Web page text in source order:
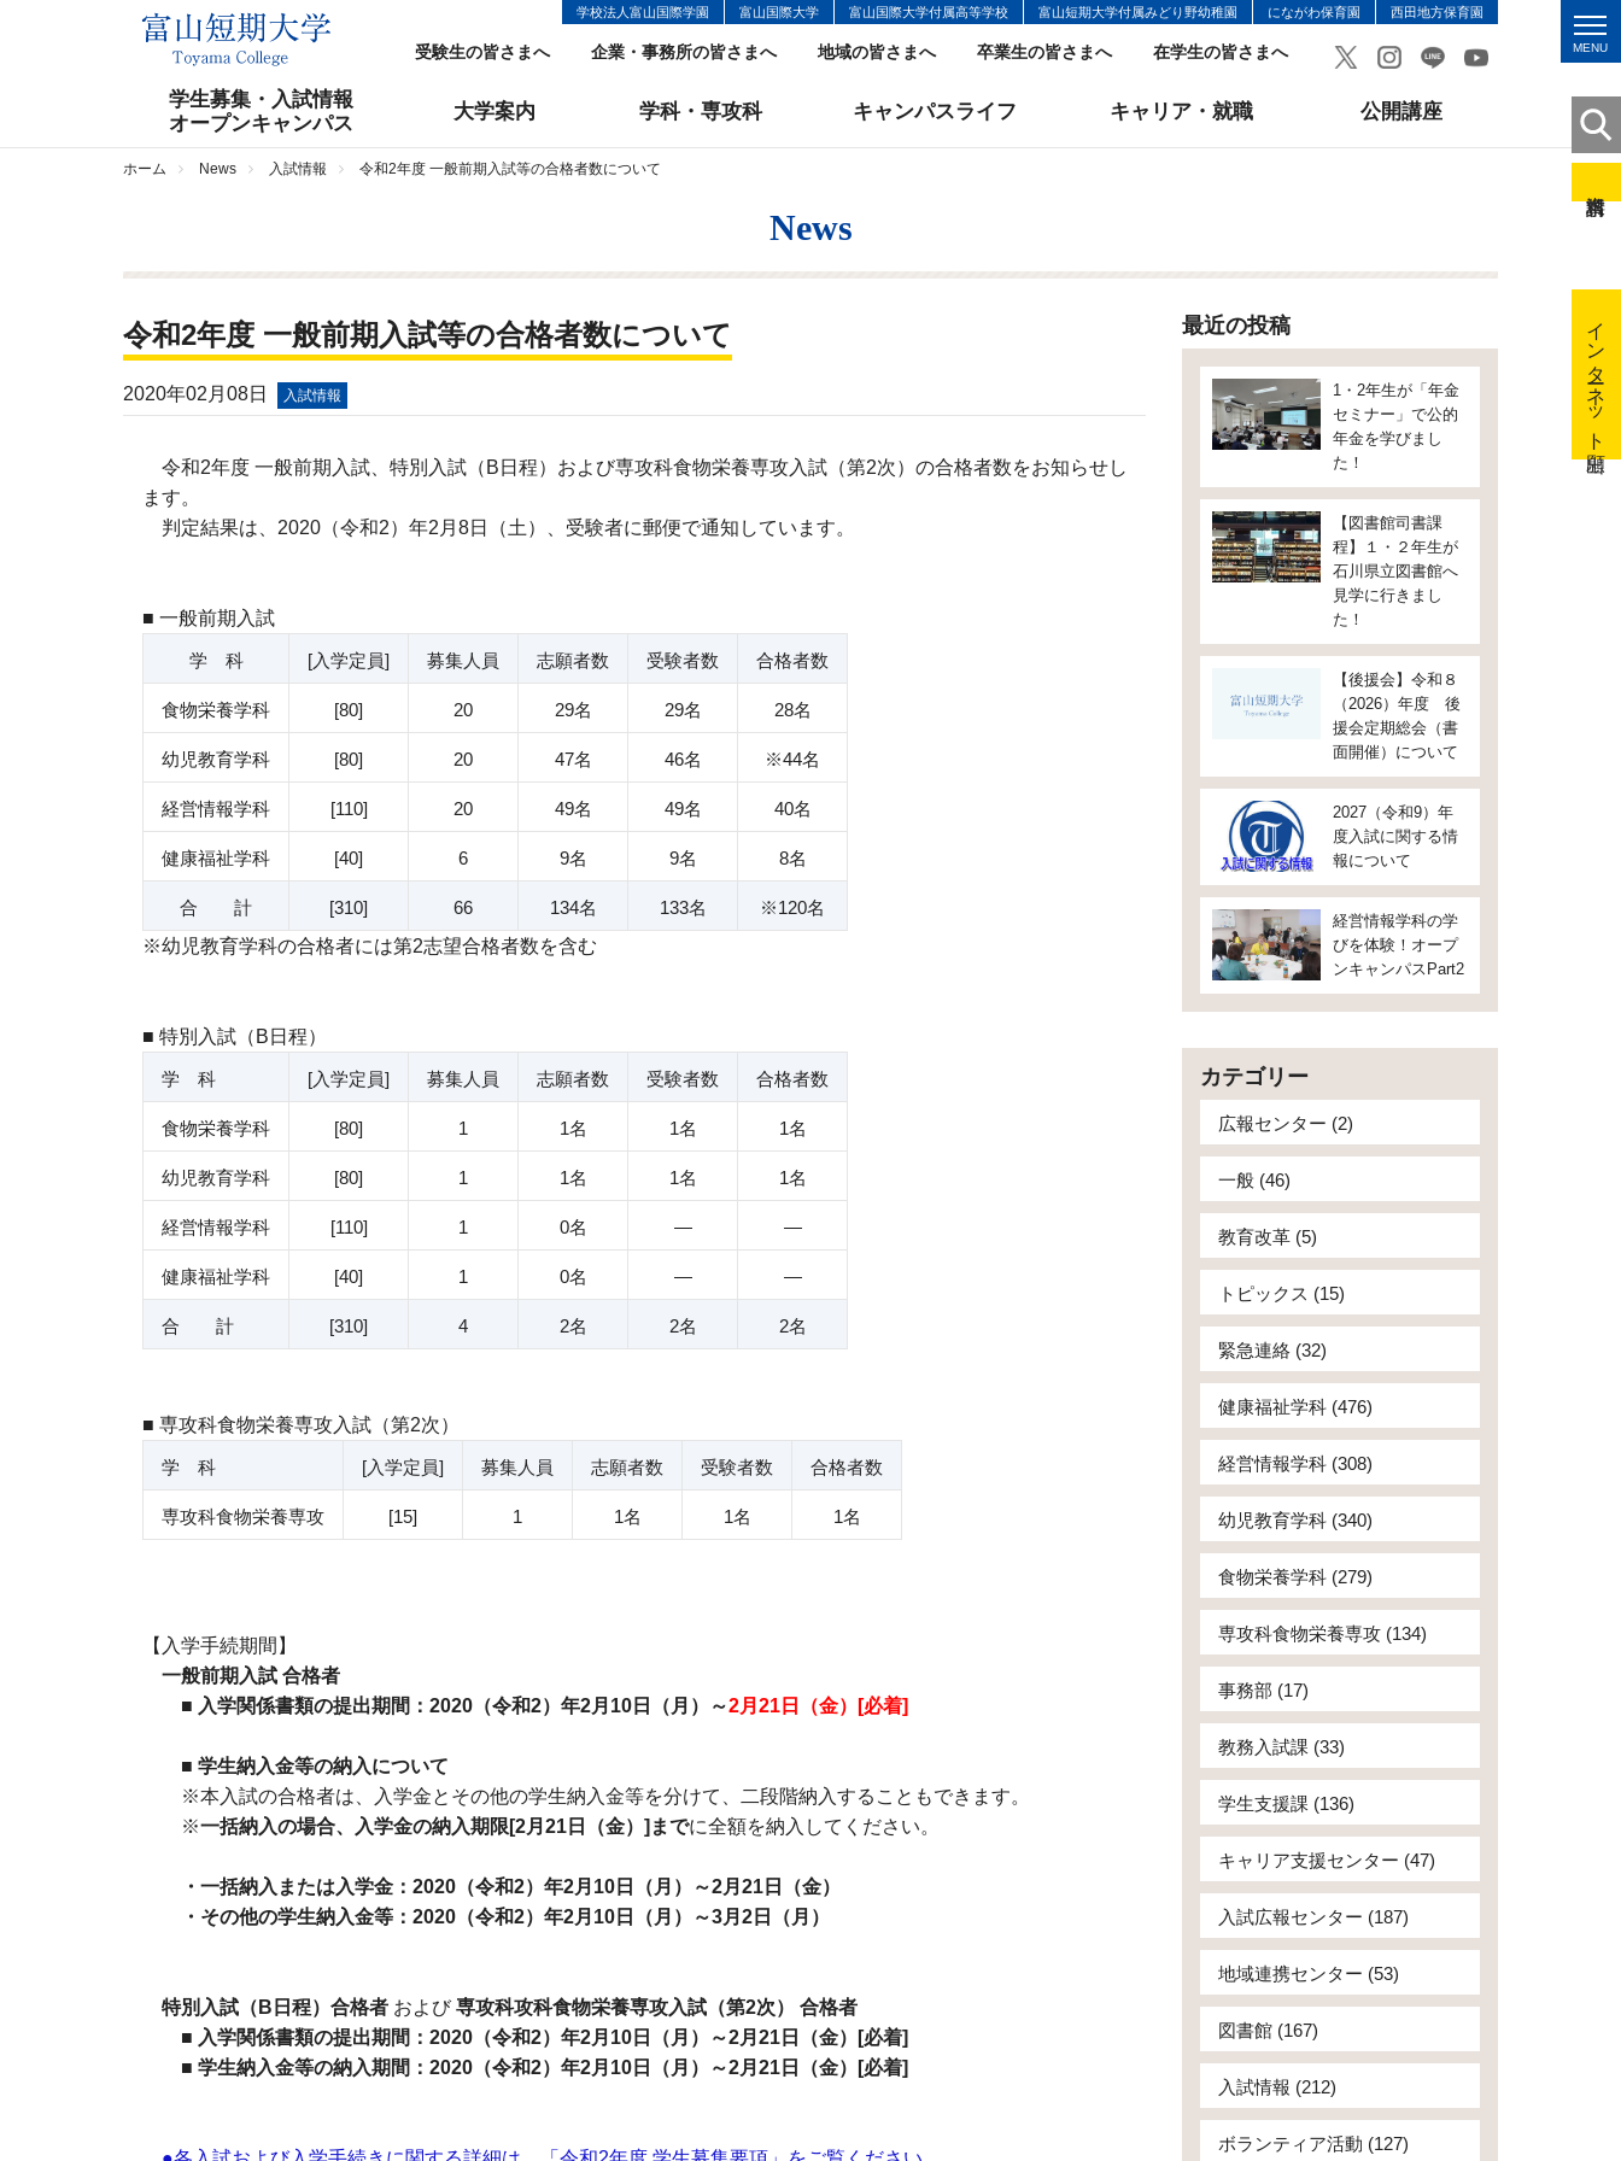
学校法人富山国際学園 富山国際大学 富山国際大学付属高等学校 富山短期大学付属みどり野幼稚園 にながわ保育園 西田地方保育園
受験生の皆さまへ 企業・事務所の皆さまへ 地域の皆さまへ 卒業生の皆さまへ 在学生の皆さまへ MENU
学生募集・入試情報
オープンキャンパス
大学案内 学科・専攻科 キャンパスライフ キャリア・就職 公開講座
インターネット出願
ホーム News 入試情報 令和2年度 一般前期入試等の合格者数について
News
令和2年度 一般前期入試等の合格者数について
2020年02月08日 入試情報
令和2年度 一般前期入試、特別入試（B日程）および専攻科食物栄養専攻入試（第2次）の合格者数をお知らせし
ます。
判定結果は、2020（令和2）年2月8日（土）、受験者に郵便で通知しています。
■ 一般前期入試
学 科 [入学定員] 募集人員 志願者数 受験者数 合格者数
食物栄養学科 [80] 20 29名 29名 28名
幼児教育学科 [80] 20 47名 46名 ※44名
経営情報学科 [110] 20 49名 49名 40名
健康福祉学科 [40] 6 9名 9名 8名
合 計 [310] 66 134名 133名
※120名
※幼児教育学科の合格者には第2志望合格者数を含む
■ 特別入試（B日程）
学 科 [入学定員] 募集人員 志願者数 受験者数 合格者数
食物栄養学科 [80] 1 1名 1名 1名
幼児教育学科 [80] 1 1名 1名 1名
経営情報学科 [110] 1 0名 ― ―
健康福祉学科 [40] 1 0名 ― ―
合 計 [310] 4 2名 2名 2名
■ 専攻科食物栄養専攻入試（第2次）
学 科 [入学定員] 募集人員 志願者数 受験者数 合格者数
専攻科食物栄養専攻 [15] 1 1名 1名 1名
【入学手続期間】
一般前期入試 合格者
■ 入学関係書類の提出期間：2020（令和2）年2月10日（月）～2月21日（金）[必着]
■ 学生納入金等の納入について
※本入試の合格者は、入学金とその他の学生納入金等を分けて、二段階納入することもできます。
※一括納入の場合、入学金の納入期限[2月21日（金）]までに全額を納入してください。
・一括納入または入学金：2020（令和2）年2月10日（月）～2月21日（金）
・その他の学生納入金等：2020（令和2）年2月10日（月）～3月2日（月）
特別入試（B日程）合格者 および専攻科攻科食物栄養専攻入試（第2次） 合格者
■ 入学関係書類の提出期間：2020（令和2）年2月10日（月）～2月21日（金）[必着]
■ 学生納入金等の納入期間：2020（令和2）年2月10日（月）～2月21日（金）[必着]
最近の投稿
1・2年生が「年金
セミナー」で公的
年金を学びまし
た！
【図書館司書課
程】１・２年生が
石川県立図書館へ
見学に行きまし
た！
【後援会】令和８
（2026）年度 後
援会定期総会（書
面開催）について
2027（令和9）年
度入試に関する情
報について
経営情報学科の学
びを体験！オープ
ンキャンパスPart2
カテゴリー
広報センター (2)
一般 (46)
教育改革 (5)
トピックス (15)
緊急連絡 (32)
健康福祉学科 (476)
経営情報学科 (308)
幼児教育学科 (340)
食物栄養学科 (279)
専攻科食物栄養専攻 (134)
事務部 (17)
教務入試課 (33)
学生支援課 (136)
キャリア支援センター (47)
入試広報センター (187)
地域連携センター (53)
図書館 (167)
入試情報 (212)
ボランティア活動 (127)